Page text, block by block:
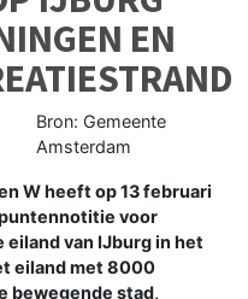
EN
Bron: Gemeente
Amsterdam
W heeft op 13 februari
voor
van IJburg in het
eiland met 8000
bewegende stad,